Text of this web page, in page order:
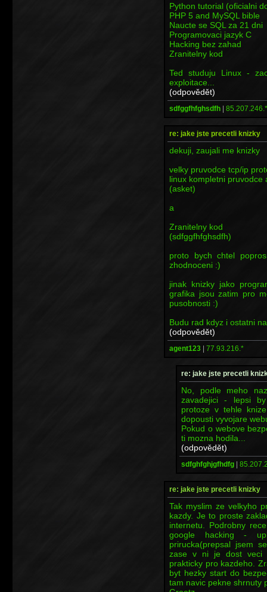
Python tutorial (oficialni
PHP 5 and MySQL bible
Naucte se SQL za 21 dni
Programovaci jazyk C
Hacking bez zahad
Zranitelny kod
Ted studuju Linux -
exploitace...
(odpovědět)
sdfggfhfghsdfh | 85.207.246.*
re: jake jste precetli knizky
dekuji, zaujali me knizky
velky pruvodce tcp/ip
linux kompletni pruvodce
(asket)
a
Zranitelny kod
(sdfggfhfghsdfh)
proto bych chtel
zhodnoceni :)
jinak knizky jako
grafika jsou zatim pro
pusobnosti :)
Budu rad kdyz i ostatni
(odpovědět)
agent123 | 77.93.216.*
re: jake jste precetli
No, podle meho
zavadejici - lepsi
protoze v tehle
dopousti vyvojare
Pokud o webove
ti mozna hodila...
(odpovědět)
sdfghfghjgfhdfg |
re: jake jste precetli knizky
Tak myslim ze velkyho
kazdy. Je to proste
internetu. Podrobny
google hacking -
prirucka(prepsal jsem
zase v ni je dost veci
prakticky pro kazdeho.
byt hezky start do
tam navic pekne shrnuty